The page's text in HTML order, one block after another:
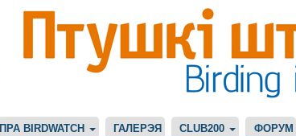
ПРА BIRDWATCH ГАЛЕРЭЯ CLUB200 ФОРУМ